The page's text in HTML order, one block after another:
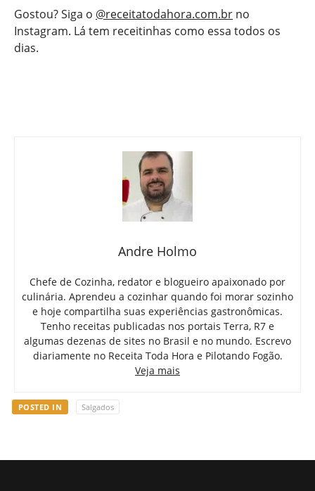
Gostou? Siga o @receitatodahora.com.br no
Instagram. Lá tem receitinhas como essa todos os
dias.
Andre Holmo
Chefe de Cozinha, redator e blogueiro apaixonado por
culinária. Aprendeu a cozinhar quando foi morar sozinho
e hoje compartilha suas experiências gastronômicas.
Tenho receitas publicadas nos portais Terra, R7 e
algumas dezenas de sites no Brasil e no mundo. Escrevo
diariamente no Receita Toda Hora e Pilotando Fogão.
Veja mais
POSTED IN Salgados